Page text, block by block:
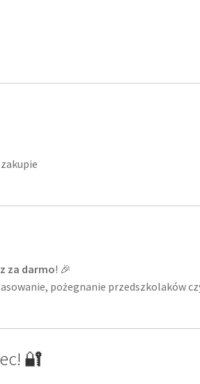
za darmo! 🎉
pożegnanie przedszkolaków
🔐